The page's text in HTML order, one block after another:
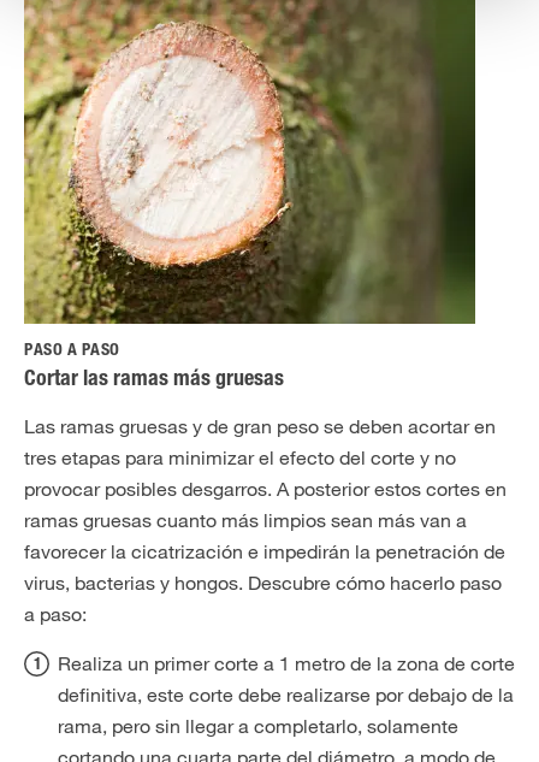
PASO A PASO
Cortar las ramas más gruesas
Las ramas gruesas y de gran peso se deben acortar en
tres etapas para minimizar el efecto del corte y no
provocar posibles desgarros. A posterior estos cortes en
ramas gruesas cuanto más limpios sean más van a
favorecer la cicatrización e impedirán la penetración de
virus, bacterias y hongos. Descubre cómo hacerlo paso
a paso:
Realiza un primer corte a 1 metro de la zona de corte
definitiva, este corte debe realizarse por debajo de la
rama, pero sin llegar a completarlo, solamente
cortando una cuarta parte del diámetro, a modo de